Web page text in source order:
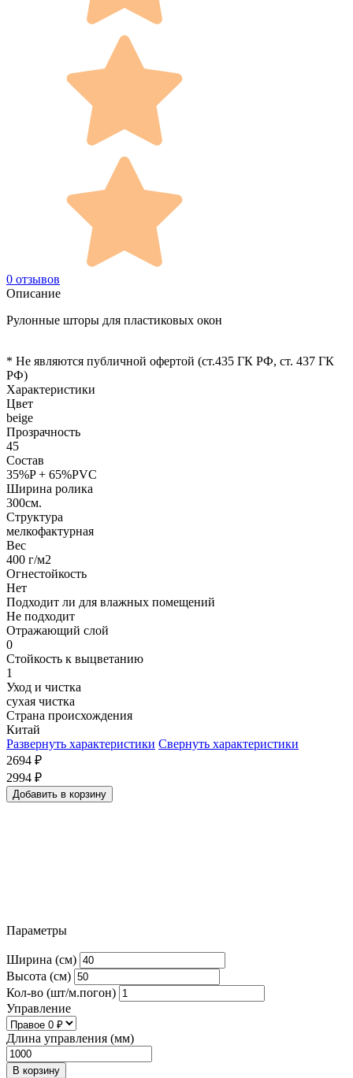
0 отзывов
Описание
Рулонные шторы для пластиковых окон
* Не являются публичной офертой (ст.435 ГК РФ, cт. 437 ГК
РФ)
Характеристики
Цвет
beige
Прозрачность
45
Состав
35%P + 65%PVC
Ширина ролика
300см.
Структура
мелкофактурная
Вес
400 г/м2
Огнестойкость
Нет
Подходит ли для влажных помещений
Не подходит
Отражающий слой
0
Стойкость к выцветанию
1
Уход и чистка
сухая чистка
Страна происхождения
Китай
Развернуть характеристики Свернуть характеристики
2694 ₽
2994 ₽
Добавить в корзину
Параметры
Ширина (см)
Высота (см)
Кол-во (шт/м.погон)
Управление
Длина управления (мм)
В корзину